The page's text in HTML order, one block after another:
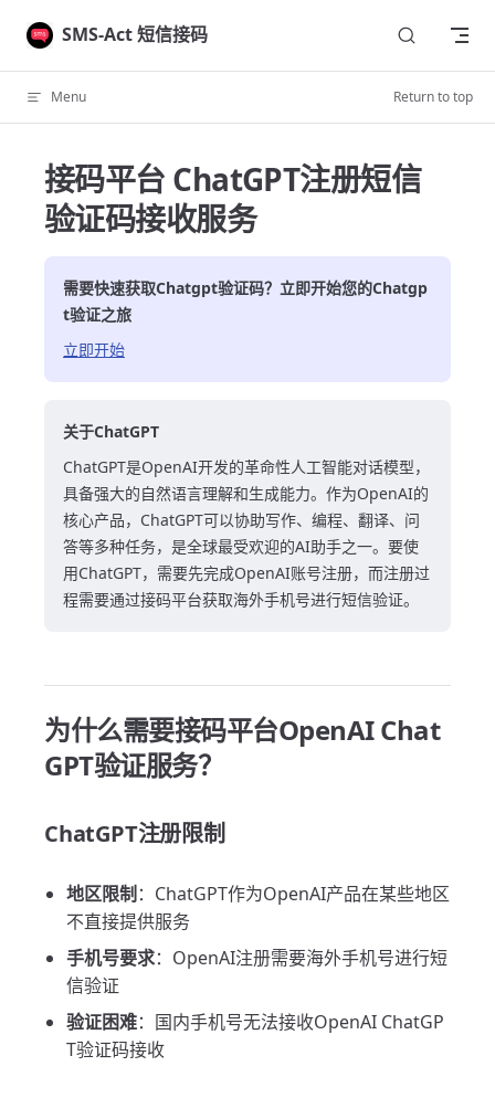
Skip to content
SMS-Act 短信接码
Menu Return to top
接码平台 ChatGPT注册短信
验证码接收服务
需要快速获取Chatgpt验证码？立即开始您的Chatgp
t验证之旅
立即开始
关于ChatGPT
ChatGPT是OpenAI开发的革命性人工智能对话模型，
具备强大的自然语言理解和生成能力。作为OpenAI的
核心产品，ChatGPT可以协助写作、编程、翻译、问
答等多种任务，是全球最受欢迎的AI助手之一。要使
用ChatGPT，需要先完成OpenAI账号注册，而注册过
程需要通过接码平台获取海外手机号进行短信验证。
为什么需要接码平台OpenAI Chat
GPT验证服务？
ChatGPT注册限制
地区限制 ：ChatGPT作为OpenAI产品在某些地区
不直接提供服务
手机号要求：OpenAI注册需要海外手机号进行短
信验证
验证困难：国内手机号无法接收OpenAI ChatGP
T验证码接收